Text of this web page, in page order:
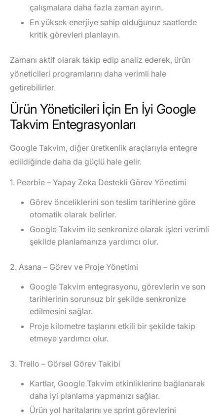
çalışmalara daha fazla zaman ayırın.
En yüksek enerjiye sahip olduğunuz saatlerde
kritik görevleri planlayın.
Zamanı aktif olarak takip edip analiz ederek, ürün
yöneticileri programlarını daha verimli hale
getirebilirler.
Ürün Yöneticileri İçin En İyi Google
Takvim Entegrasyonları
Google Takvim, diğer üretkenlik araçlarıyla entegre
edildiğinde daha da güçlü hale gelir.
1. Peerbie – Yapay Zeka Destekli Görev Yönetimi
Görev önceliklerini son teslim tarihlerine göre
otomatik olarak belirler.
Google Takvim ile senkronize olarak işleri verimli
şekilde planlamanıza yardımcı olur.
2. Asana – Görev ve Proje Yönetimi
Google Takvim entegrasyonu, görevlerin ve son
tarihlerinin sorunsuz bir şekilde senkronize
edilmesini sağlar.
Proje kilometre taşlarını etkili bir şekilde takip
etmeye yardımcı olur.
3. Trello – Görsel Görev Takibi
Kartlar, Google Takvim etkinliklerine bağlanarak
daha iyi planlama yapmanızı sağlar.
Ürün yol haritalarını ve sprint görevlerini